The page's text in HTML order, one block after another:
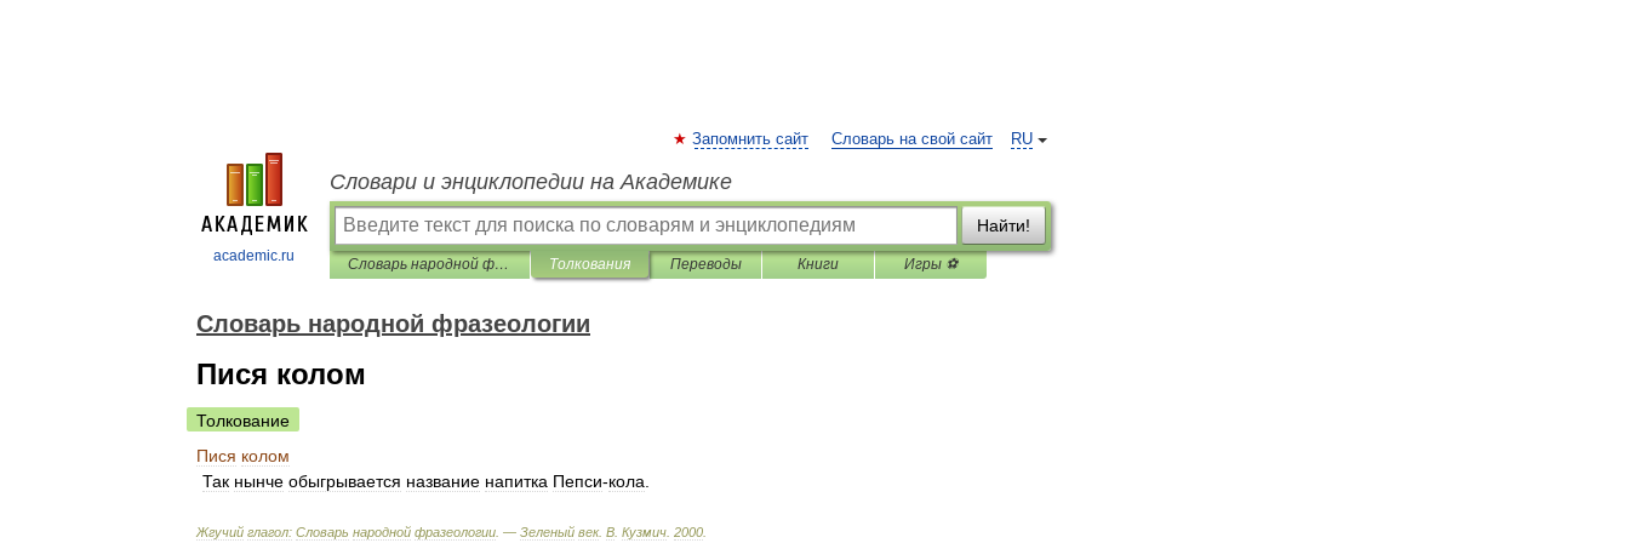
academic.ru
RU
Запомнить сайт Словарь на свой сайт
Словари и энциклопедии на Академике
Найти!
Словарь народной фразеологии Толкования Переводы Книги Игры ⚽
Словарь народной фразеологии
Пися колом
Толкование
Пися колом
Так нынче обыгрывается название напитка Пепси-кола
Жгучий глагол: Словарь народной фразеологии . — Зеленый век. В Кузмич 2000